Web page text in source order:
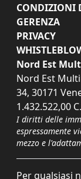
CONDIZIONI
GERENZA
PRIVACY
Nord Est
Nord Est
34, 30171
1.432.522,00
I diritti delle
espressamente
mezzo e
Per qualsiasi